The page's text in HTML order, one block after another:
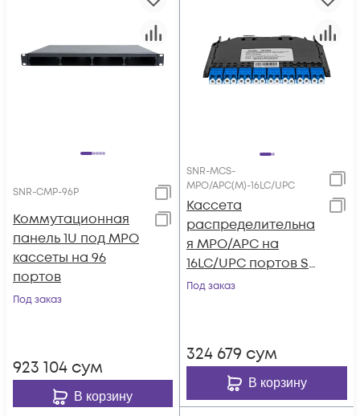
SNR-CMP-96P
Коммутационная
панель 1U под MPO
кассеты на 96
портов
Под заказ
923 104 сум
В корзину
SNR-MCS-
MPO/APC(M)-16LC/UPC
Кассета
распределительна
я MPO/APC на
16LC/UPC портов SM
для SNR-CMP-144P
Под заказ
324 679 сум
В корзину